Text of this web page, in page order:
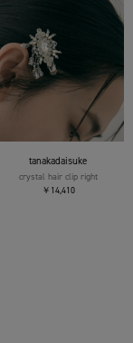
tanakadaisuke
crystal hair clip right
￥14,410